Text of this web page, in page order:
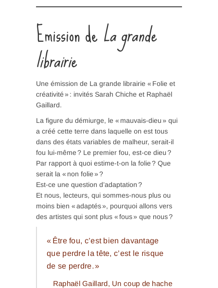
Emission deLa grande
librairie
Une émission de La grande librairie « Folie et
créativité » : invités Sarah Chiche et Raphaël
Gaillard.
La figure du démiurge, le « mauvais-dieu » qui
a créé cette terre dans laquelle on est tous
dans des états variables de malheur, serait-il
fou lui-même ? Le premier fou, est-ce dieu ?
Par rapport à quoi estime-t-on la folie ? Que
serait la « non folie » ?
Est-ce une question d’adaptation ?
Et nous, lecteurs, qui sommes-nous plus ou
moins bien « adaptés », pourquoi allons vers
des artistes qui sont plus « fous » que nous ?
« Être fou, c’est bien davantage
que perdre la tête, c’est le risque
de se perdre. »
Raphaël Gaillard, Un coup de hache